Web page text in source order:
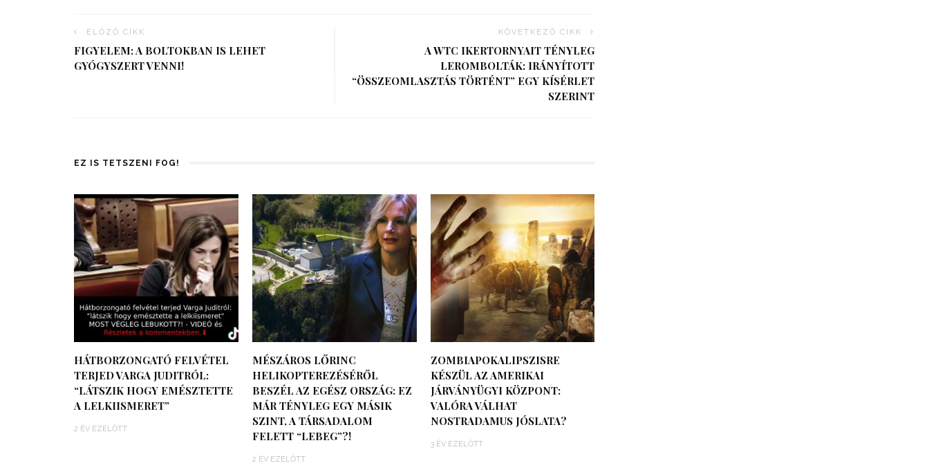
ELŐZŐ CIKK
FIGYELEM: A BOLTOKBAN IS LEHET
GYÓGYSZERT VENNI!
KÖVETKEZŐ CIKK
A WTC IKERTORNYAIT TÉNYLEG
LEROMBOLTÁK: IRÁNYÍTOTT
“ÖSSZEOMLASZTÁS TÖRTÉNT” EGY KÍSÉRLET
SZERINT
EZ IS TETSZENI FOG!
HÁTBORZONGATÓ FELVÉTEL
TERJED VARGA JUDITRÓL:
“LÁTSZIK HOGY EMÉSZTETTE
A LELKIISMERET”
2 ÉV EZELŐTT
MÉSZÁROS LŐRINC
HELIKOPTEREZÉSÉRŐL
BESZÉL AZ EGÉSZ ORSZÁG: EZ
MÁR TÉNYLEG EGY MÁSIK
SZINT, A TÁRSADALOM
FELETT “LEBEG”?!
2 ÉV EZELŐTT
ZOMBIAPOKALIPSZISRE
KÉSZÜL AZ AMERIKAI
JÁRVÁNYÜGYI KÖZPONT:
VALÓRA VÁLHAT
NOSTRADAMUS JÓSLATA?
3 ÉV EZELŐTT